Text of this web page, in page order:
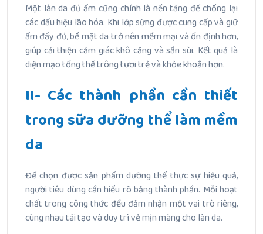
Một làn da đủ ẩm cũng chính là nền tảng để chống lại
các dấu hiệu lão hóa. Khi lớp sừng được cung cấp và giữ
ẩm đầy đủ, bề mặt da trở nên mềm mại và ổn định hơn,
giúp cải thiện cảm giác khô căng và sần sùi. Kết quả là
diện mạo tổng thể trông tươi trẻ và khỏe khoắn hơn.
II- Các thành phần cần thiết
trong sữa dưỡng thể làm mềm
da
Để chọn được sản phẩm dưỡng thể thực sự hiệu quả,
người tiêu dùng cần hiểu rõ bảng thành phần. Mỗi hoạt
chất trong công thức đều đảm nhận một vai trò riêng,
cùng nhau tái tạo và duy trì vẻ mịn màng cho làn da.